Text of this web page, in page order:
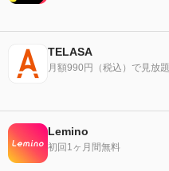
TELASA
月額990円（税込）で見放題
Lemino
初回1ヶ月間無料